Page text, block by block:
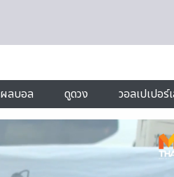
ผลบอล ดูดวง วอลเปเปอร์